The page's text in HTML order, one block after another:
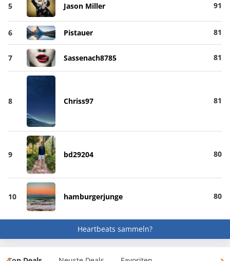
5 Jason Miller 91
6 Pistauer 81
7 Sassenach8785 81
8 Chriss97 81
9 bd29204 80
10 hamburgerjunge 80
Heartbeats sammeln?